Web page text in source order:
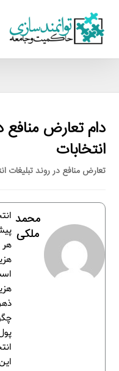
دام تعارض منافع
انتخابات
تعارض منافع در روند تبلیغات
محمد
ملکی